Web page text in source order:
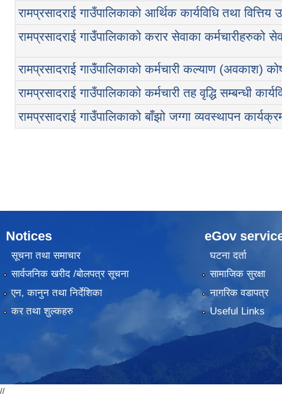
रामप्रसादराई गाउँपालिकाको आर्थिक कार्यविधि तथा वित्तिय
रामप्रसादराई गाउँपालिकाको करार सेवाका कर्मचारीहरुको
रामप्रसादराई गाउँपालिकाको कर्मचारी कल्याण (अवकाश)
रामप्रसादराई गाउँपालिकाको कर्मचारी तह वृद्धि सम्बन्धी
रामप्रसादराई गाउँपालिकाको बाँझो जग्गा व्यवस्थापन
Notices
सूचना तथा समाचार
सार्वजनिक खरीद /बोलपत्र सूचना
एन, कानुन तथा निर्देशिका
कर तथा शुल्कहरु
eGov
घटना दर्ता
सामाजिक सुरक्षा
नागरिक वडापत्र
Useful Links
//